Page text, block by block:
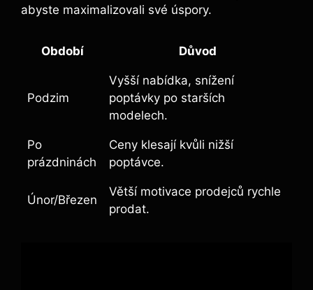
abyste maximalizovali své úspory.
Období Důvod
Podzim
Vyšší nabídka, snížení
poptávky po starších
modelech.
Po
prázdninách
Ceny klesají kvůli nižší
poptávce.
Únor/Březen
Větší motivace prodejců rychle
prodat.